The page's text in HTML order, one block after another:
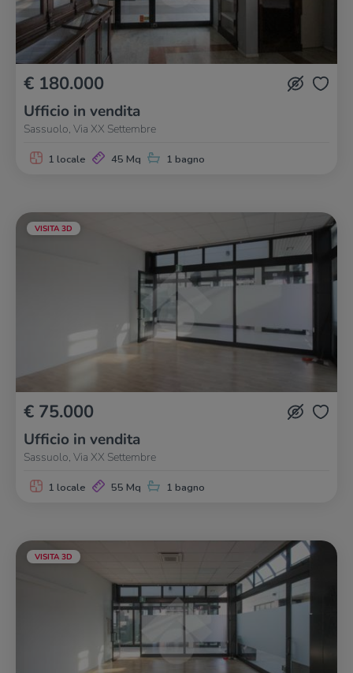
€ 180.000
Ufficio in vendita
Sassuolo, Via XX Settembre
1 locale 45 Mq 1 bagno
VISITA 3D
€ 75.000
Ufficio in vendita
Sassuolo, Via XX Settembre
1 locale 55 Mq 1 bagno
VISITA 3D